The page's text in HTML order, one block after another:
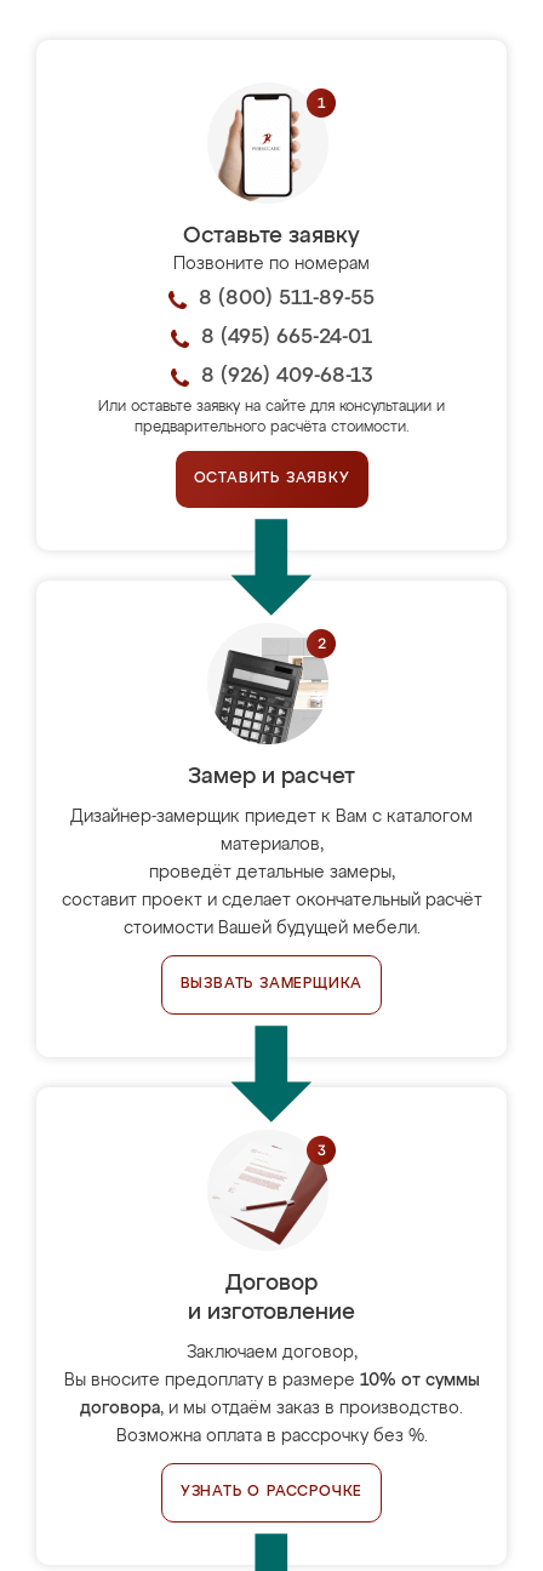
Оставьте заявку
Позвоните по номерам
8 (800) 511-89-55
8 (495) 665-24-01
8 (926) 409-68-13
Или оставьте заявку на сайте для консультации и
предварительного расчёта стоимости.
ОСТАВИТЬ ЗАЯВКУ
Замер и расчет
Дизайнер-замерщик приедет к Вам с каталогом
материалов,
проведёт детальные замеры,
составит проект и сделает окончательный расчёт
стоимости Вашей будущей мебели.
ВЫЗВАТЬ ЗАМЕРЩИКА
Договор
и изготовление
Заключаем договор,
Вы вносите предоплату в размере 10% от суммы
договора, и мы отдаём заказ в производство.
Возможна оплата в рассрочку без %.
УЗНАТЬ О РАССРОЧКЕ